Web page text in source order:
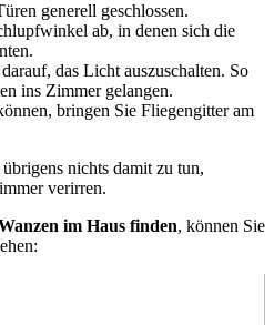
generell geschlossen.
ab, in denen sich die
das Licht auszuschalten. So
ins Zimmer gelangen.
bringen Sie Fliegengitter am
nichts damit zu tun,
verirren.
im Haus finden, können Sie